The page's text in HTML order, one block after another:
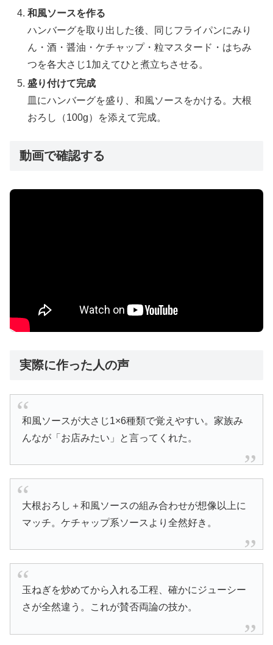
和風ソースを作る
ハンバーグを取り出した後、同じフライパンにみり
ん・酒・醤油・ケチャップ・粒マスタード・はちみ
つを各大さじ1加えてひと煮立ちさせる。
盛り付けて完成
皿にハンバーグを盛り、和風ソースをかける。大根
おろし（100g）を添えて完成。
動画で確認する
実際に作った人の声
和風ソースが大さじ1×6種類で覚えやすい。家族み
んなが「お店みたい」と言ってくれた。
大根おろし＋和風ソースの組み合わせが想像以上に
マッチ。ケチャップ系ソースより全然好き。
玉ねぎを炒めてから入れる工程、確かにジューシー
さが全然違う。これが賛否両論の技か。